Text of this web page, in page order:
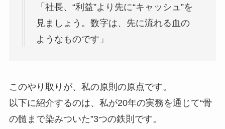
「社長、“利益”より先に“キャッシュ”を
見ましょう。数字は、先に流れる血の
ようなものです」
このやり取りが、私の原則の原点です。
以下に紹介するのは、私が20年の実務を通じて“骨
の髄まで染みついた”3つの鉄則です。